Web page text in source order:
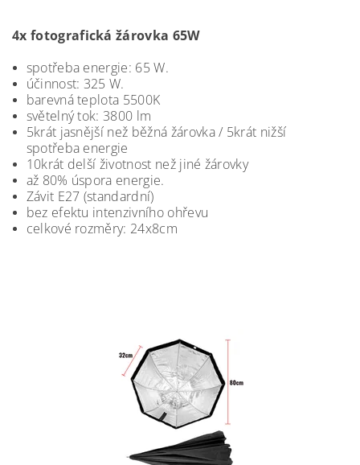
4x fotografická žárovka 65W
spotřeba energie: 65 W.
účinnost: 325 W.
barevná teplota 5500K
světelný tok: 3800 lm
5krát jasnější než běžná žárovka / 5krát nižší
spotřeba energie
10krát delší životnost než jiné žárovky
až 80% úspora energie.
Závit E27 (standardní)
bez efektu intenzivního ohřevu
celkové rozměry: 24x8cm